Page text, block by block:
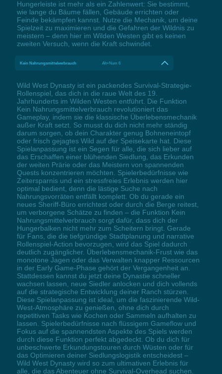
Hungerleiste ist mehr als ein Zahlenwert: Sie bestimmt,
wie lange du Bäume fällen, Gebäude errichten oder
Feinde bekämpfen kannst. Nutze die Mechanik, um deine
Spielzeit zu maximieren und die Gefahren der Wildnis zu
meistern – denn hier im Wilden Westen gibt es keinen
zweiten Versuch, wenn die Kraft schwindet.
Kein Nahrungsmittelverbrauch Alt+Num 6
Wild West Dynasty ist ein packendes Survival-Strategie-
Rollenspiel, das dich in die raue Welt des 19.
Jahrhunderts im Wilden Westen entführt. Die Funktion
Kein Nahrungsmittelverbrauch revolutioniert das
Gameplay, indem sie die klassische Überlebensmechanik
außer Kraft setzt. So musst du dich nicht mehr ständig
darum sorgen, ob dein Charakter genug Bohneneintopf
oder frisch gejagtes Wild auf der Speisekarte hat. Diese
Spielanpassung ist ein Segen für alle, die sich lieber auf
das Erschaffen einer blühenden Siedlung, das Erkunden
der weiten Prärie oder das Meistern von spannenden
Quests konzentrieren möchten. Spielerbedürfnisse wie
Zeitersparnis und ein stressfreies Erlebnis werden hier
optimal bedient, denn die lästige Suche nach
Nahrungsvorräten entfällt komplett. Ob du gerade ein
neues Sheriff-Büro errichtest oder durch die Berge reitest,
um verborgene Schätze zu finden – die Funktion Kein
Nahrungsmittelverbrauch sorgt dafür, dass dich der
Hungerbalken nicht mehr zum Scheitern bringt. Gerade
für Fans, die die tiefgründige Stadtplanung und narrative
Rollenspiel-Action bevorzugen, wird das Spiel dadurch
deutlich zugänglicher. Überlebensmechanik-Frust wie das
monotone Jagen oder das Verwalten knapper Ressourcen
in der Early Game-Phase gehört der Vergangenheit an.
Stattdessen kannst du jetzt deine Dynastie schneller
wachsen lassen, neue Siedler anlocken und dich vollends
auf die strategische Entwicklung deiner Ranch stürzen.
Diese Spielanpassung ist ideal, um die faszinierende Wild-
West-Atmosphäre zu genießen, ohne dich durch
repetitiven Tasks wie Kochen oder Sammeln aufhalten zu
lassen. Spielerbedürfnisse nach flüssigem Gameflow und
Fokus auf die spannendsten Aspekte des Spiels werden
durch diese Funktion perfekt abgedeckt. Ob du dich für
unbeschwerte Erkundungstouren durch Wüsten oder für
das Optimieren deiner Siedlungslogistik entscheidest –
Wild West Dynasty wird so zum ultimativen Erlebnis für
alle, die das Abenteuer ohne Survival-Overhead suchen.